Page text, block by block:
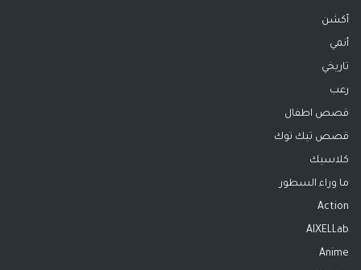
أكشن
أنمي
تاريخي
رعب
قصص اطفال
قصص تيك توك
كلاسيك
ما وراء السطور
Action
AIXELLab
Anime